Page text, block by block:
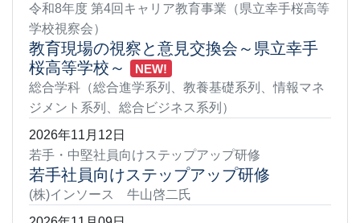
令和8年度 第4回キャリア教育事業（県立幸手桜高等
学校視察会）
教育現場の視察と意見交換会～県立幸手
桜高等学校～
NEW!
総合学科（総合進学系列、教養基礎系列、情報マネ
ジメント系列、総合ビジネス系列）
2026年11月12日
若手・中堅社員向けステップアップ研修
若手社員向けステップアップ研修
(株)インソース 牛山啓二氏